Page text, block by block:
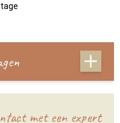
met een expert